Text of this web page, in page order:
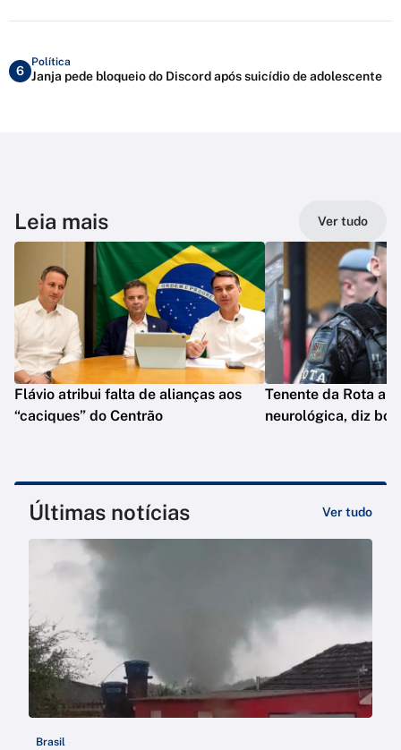
6
Política
Janja pede bloqueio do Discord após suicídio de adolescente
Leia mais Ver tudo
Flávio atribui falta de alianças aos
“caciques” do Centrão
Tenente da Rota
neurológica, diz
Últimas notícias Ver tudo
Brasil